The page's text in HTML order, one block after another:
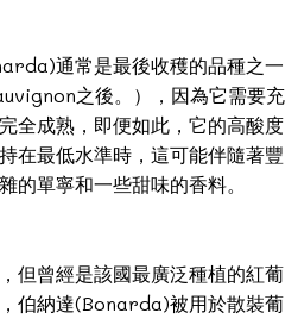
通常是最後收穫的品種之一
之後。），因為它需要充
全成熟，即便如此，它的高酸度
在最低水準時，這可能伴隨著豐
的單寧和一些甜味的香料。
但曾經是該國最廣泛種植的紅葡
伯納達(Bonarda)被用於散裝葡